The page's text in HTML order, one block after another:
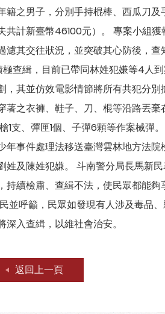
之男子，分別手持棍棒、西瓜刀及
計新臺幣46100元）。 專案小組獲
其交往狀況，並突破其心防後，查
查緝，目前已帶同林姓犯嫌等4人
其並仿效電影情節將所有共犯分別
著之衣褲、鞋子、刀、棍等沿路丟棄
支、彈匣1個、子彈6顆等作案械彈
事件處理法移送臺灣雲林地方法院
及陳姓犯嫌。 斗南警分局長馬新
續檢肅、查緝不法，使民眾都能夠
並呼籲，民眾如發現有人涉及毒品
入查緝，以維社會治安。
返回上一頁